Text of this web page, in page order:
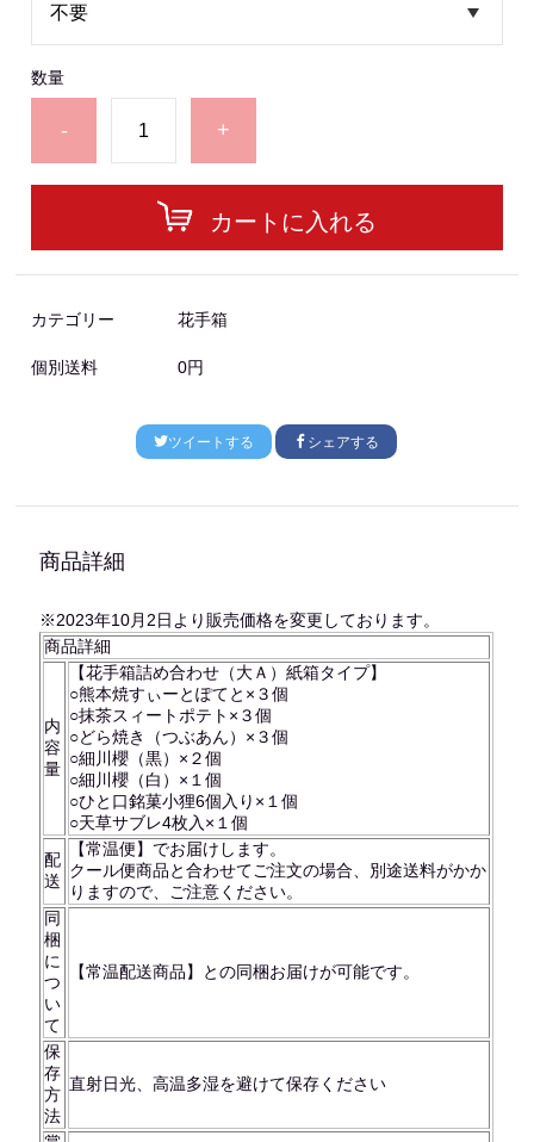
数量
- +
カートに入れる
カテゴリー 花手箱
個別送料 0円
ツイートする シェアする
商品詳細
※2023年10月2日より販売価格を変更しております。
商品詳細
内
容
量
【花手箱詰め合わせ（大Ａ）紙箱タイプ】
○熊本焼すぃーとぽてと×３個
○抹茶スィートポテト×３個
○どら焼き（つぶあん）×３個
○細川櫻（黒）×２個
○細川櫻（白）×１個
○ひと口銘菓小狸6個入り×１個
○天草サブレ4枚入×１個
配
送
【常温便】でお届けします。
クール便商品と合わせてご注文の場合、別途送料がかか
りますので、ご注意ください。
同
梱
に
つ
い
て
【常温配送商品】との同梱お届けが可能です。
保
存
方
法
直射日光、高温多湿を避けて保存ください